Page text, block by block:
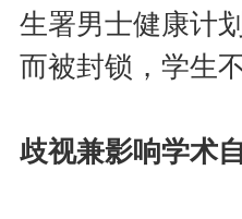
生署男士健康计
而被封锁，学生
歧视兼影响学术